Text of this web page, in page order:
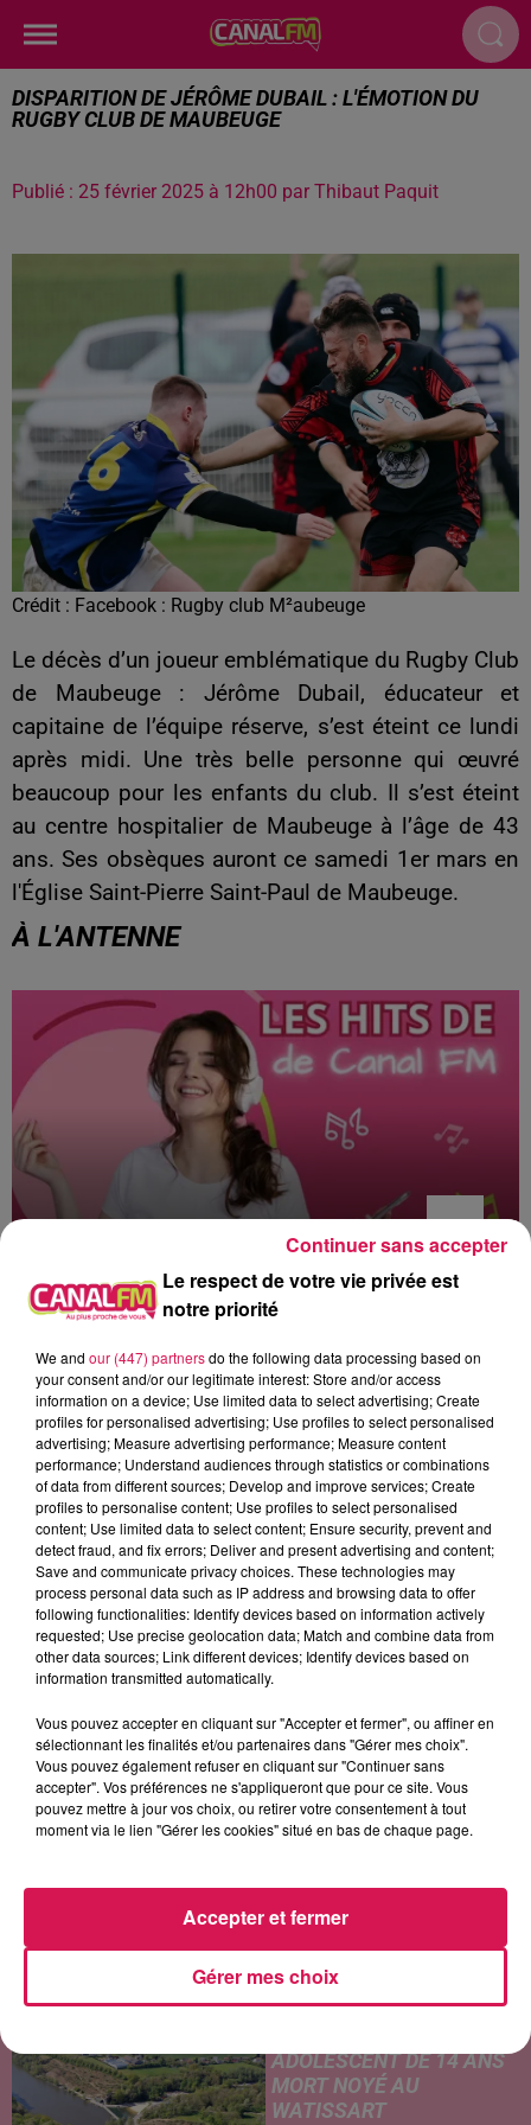
DISPARITION DE JÉRÔME DUBAIL : L'ÉMOTION DU
RUGBY CLUB DE MAUBEUGE
Publié : 25 février 2025 à 12h00 par Thibaut Paquit
Crédit : Facebook : Rugby club M²aubeuge
Le décès d’un joueur emblématique du Rugby Club
de Maubeuge : Jérôme Dubail, éducateur et
capitaine de l’équipe réserve, s’est éteint ce lundi
après midi. Une très belle personne qui œuvré
beaucoup pour les enfants du club. Il s’est éteint
au centre hospitalier de Maubeuge à l’âge de 43
ans. Ses obsèques auront ce samedi 1er mars en
l'Église Saint-Pierre Saint-Paul de Maubeuge.
À L'ANTENNE
12h00 - 22h00
Les hits de Canal FM
15h54
15h54
ED SHEERAN
Thinking Out Loud
15h51
15h51
JUNGELI FT. EMMA
Juste Un Peu
15h40
15h40
U2
Pride (in The Name Of
Love)
LES ARTICLES LES PLUS CONSULTÉS
CHALEUR ET RISQUE
SAMBRE-AVESNOIS-
THIÉRACHE
secteurs ce lundi 3 août. Entre
des températures élevées
d'averses orageuses...
ADOLESCENT DE 14 ANS
MORT NOYÉ AU
WATISSART
Le respect de votre vie privée est
notre priorité
We and our (447) partnersdo the following data processing based on
your consent and/or our legitimate interest: Store and/or access
information on a device; Use limited data to select advertising; Create
profiles for personalised advertising; Use profiles to select personalised
advertising; Measure advertising performance; Measure content
performance; Understand audiences through statistics or combinations
of data from different sources; Develop and improve services; Create
profiles to personalise content; Use profiles to select personalised
content; Use limited data to select content; Ensure security, prevent and
detect fraud, and fix errors; Deliver and present advertising and content;
Save and communicate privacy choices. These technologies may
process personal data such as IP address and browsing data to offer
following functionalities: Identify devices based on information actively
requested; Use precise geolocation data; Match and combine data from
other data sources; Link different devices; Identify devices based on
information transmitted automatically.
Vous pouvez accepter en cliquant sur "Accepter et fermer", ou affiner en
sélectionnant les finalités et/ou partenaires dans "Gérer mes choix".
Vous pouvez également refuser en cliquant sur "Continuer sans
accepter". Vos préférences ne s'appliqueront que pour ce site. Vous
pouvez mettre à jour vos choix, ou retirer votre consentement à tout
moment via le lien "Gérer les cookies" situé en bas de chaque page.
Gérer mes choix
Accepter et fermer
Continuer sans accepter